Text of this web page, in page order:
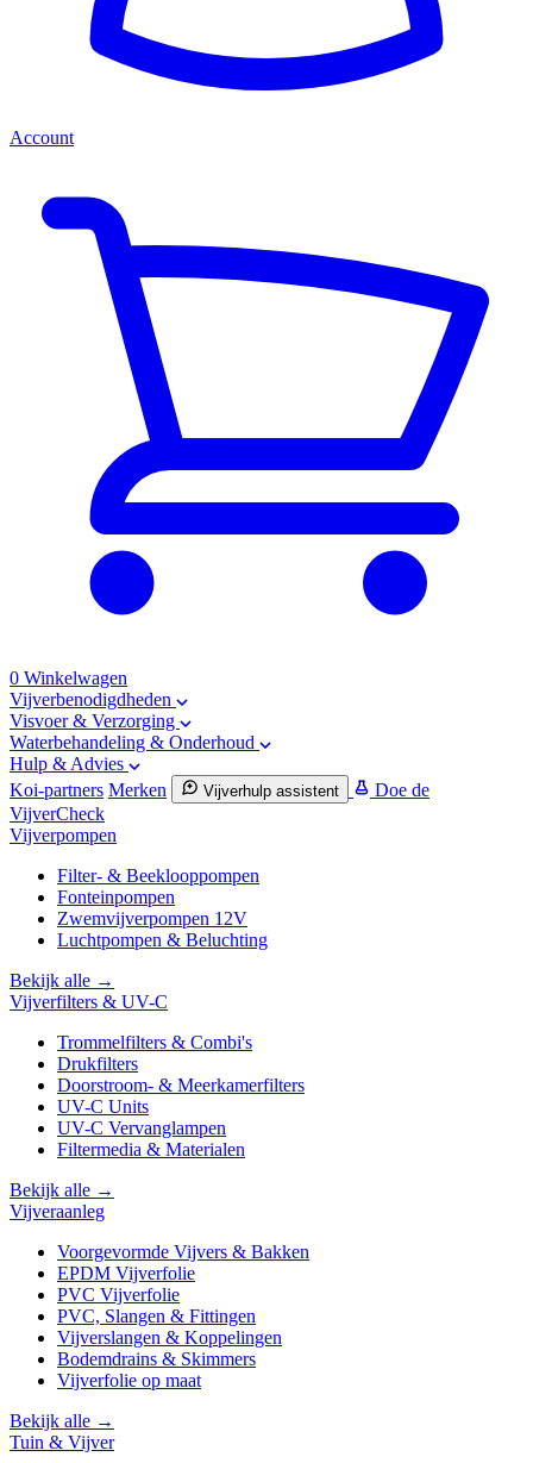
Account
0 Winkelwagen
Vijverbenodigdheden
Visvoer & Verzorging
Waterbehandeling & Onderhoud
Hulp & Advies
Koi-partners Merken Vijverhulp assistent
Doe de
VijverCheck
Vijverpompen
Filter- & Beeklooppompen
Fonteinpompen
Zwemvijverpompen 12V
Luchtpompen & Beluchting
Bekijk alle →
Vijverfilters & UV-C
Trommelfilters & Combi's
Drukfilters
Doorstroom- & Meerkamerfilters
UV-C Units
UV-C Vervanglampen
Filtermedia & Materialen
Bekijk alle →
Vijveraanleg
Voorgevormde Vijvers & Bakken
EPDM Vijverfolie
PVC Vijverfolie
PVC, Slangen & Fittingen
Vijverslangen & Koppelingen
Bodemdrains & Skimmers
Vijverfolie op maat
Bekijk alle →
Tuin & Vijver